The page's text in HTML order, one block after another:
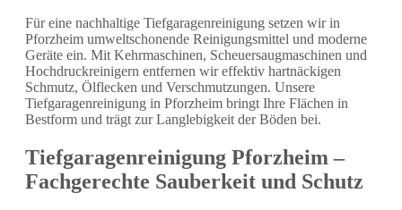
Für eine nachhaltige Tiefgaragenreinigung setzen wir in
Pforzheim umweltschonende Reinigungsmittel und moderne
Geräte ein. Mit Kehrmaschinen, Scheuersaugmaschinen und
Hochdruckreinigern entfernen wir effektiv hartnäckigen
Schmutz, Ölflecken und Verschmutzungen. Unsere
Tiefgaragenreinigung in Pforzheim bringt Ihre Flächen in
Bestform und trägt zur Langlebigkeit der Böden bei.
Tiefgaragenreinigung Pforzheim –
Fachgerechte Sauberkeit und Schutz